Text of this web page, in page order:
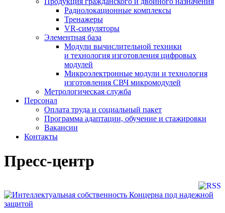
Радиолокационные комплексы
Тренажеры
VR-симуляторы
Элементная база
Модули вычислительной техники
и технология изготовления цифровых
модулей
Микроэлектронные модули и технология
изготовления СВЧ микромодулей
Метрологическая служба
Персонал
Оплата труда и социальный пакет
Программа адаптации, обучение и стажировки
Вакансии
Контакты
Пресс-центр